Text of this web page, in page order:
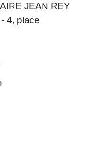
JEAN REY
4, place